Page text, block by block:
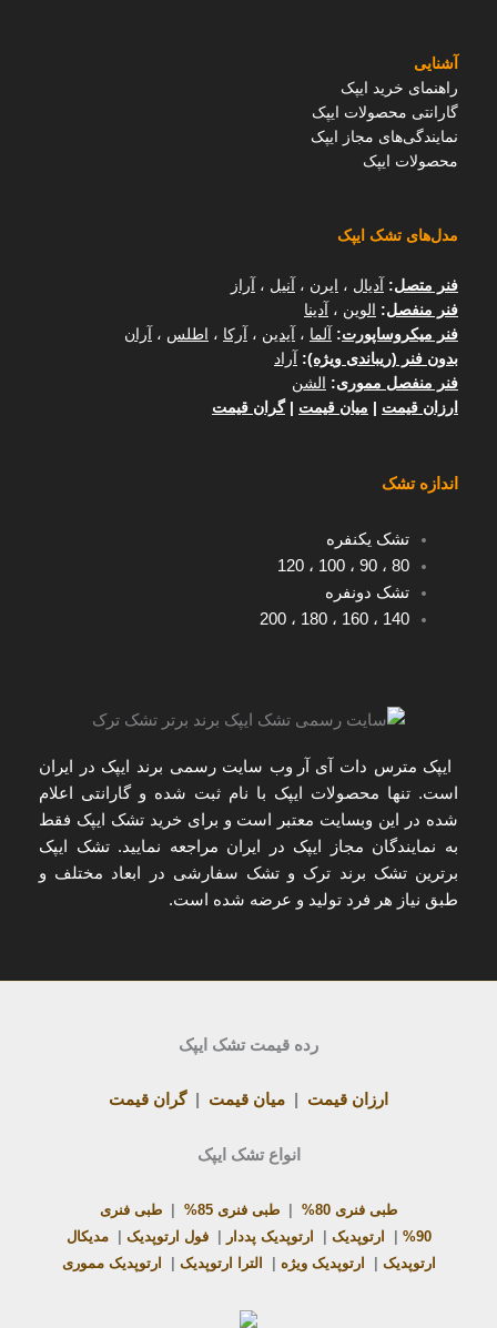
آشنایی
راهنمای خرید ایپک
گارانتی محصولات ایپک
نمایندگی‌های مجاز ایپک
محصولات ایپک
مدل‌های تشک ایپک
فنر متصل: آدیال ، ایرن ، آنیل ،
آراز
فنر منفصل: الوین ، آدینا
فنر میکروساپورت: آلما ، آیدین ، آرکا ، اطلس ،
آران
بدون فنر (ریباندی ویژه):
آراد
فنر منفصل مموری:
الشن
ارزان قیمت
میان قیمت |گران قیمت
اندازه تشک
تشک یکنفره
80، 90، 100 ، 120
تشک دونفره
140 ، 160 ، 180 ، 200
ایپک مترس دات آی آر وب سایت رسمی برند ایپک در ایران
است. تنها محصولات ایپک با نام ثبت شده و گارانتی اعلام
شده در این وبسایت معتبر است و برایخرید تشک ایپک فقط
به نمایندگان مجاز ایپک در ایران مراجعه نمایید. تشک ایپک
برترین تشک برند ترک و تشک سفارشی در ابعاد مختلف و
طبق نیاز هر فرد تولید و عرضه شده است.
رده قیمت تشک ایپک
ارزان قیمت میان قیمت |گران قیمت
انواع تشک ایپک
طبی فنری 80% طبی فنری 85%
طبی فنری
90%
ارتوپدیک ارتوپدیک پددار |فول ارتوپدیک |مدیکال
ارتوپدیک
ارتوپدیک ویژه الترا ارتوپدیک ارتوپدیک مموری